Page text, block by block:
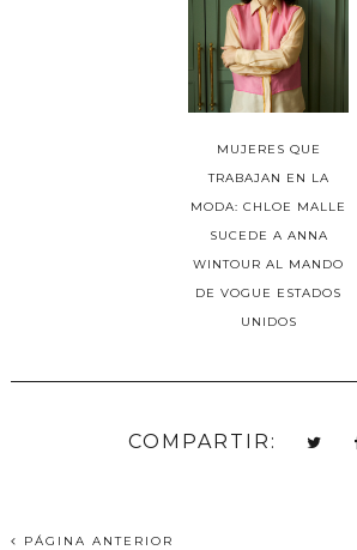
MUJERES QUE
TRABAJAN EN LA
MODA: CHLOE MALLE
SUCEDE A ANNA
WINTOUR AL MANDO
DE VOGUE ESTADOS
UNIDOS
COMPARTIR:
PÁGINA ANTERIOR